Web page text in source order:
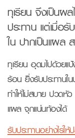
ทุเรียน จึงเป็นผ
ประทาน แต่เมื่อ
ใน ปากเป็นแผล ส
ทุเรียน อุดมไปด้วยแ
ร้อน ยิ่งรับประทานใ
ทำให้ไม่สบาย ปวดหั
แผล จุกแน่นท้องได้
รับประทานอย่างไรใ